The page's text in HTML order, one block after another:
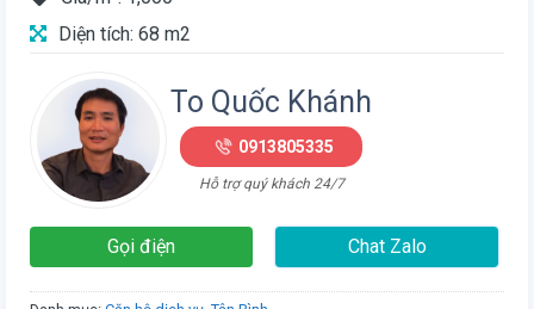
Diện tích: 68 m2
To Quốc Khánh
0913805335
Hỗ trợ quý khách 24/7
Gọi điện Chat Zalo